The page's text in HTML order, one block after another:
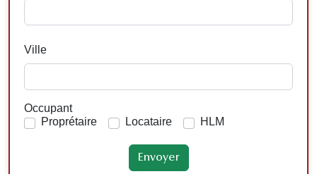
Ville
Occupant
Proprétaire
Locataire HLM